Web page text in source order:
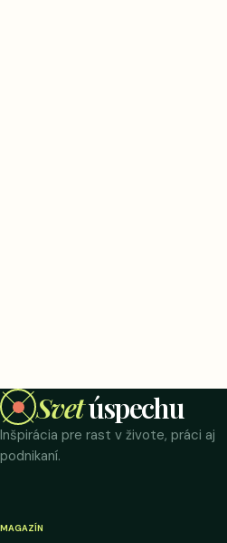
Svetúspechu
Inšpirácia pre rast v živote, práci aj
podnikaní.
MAGAZÍN